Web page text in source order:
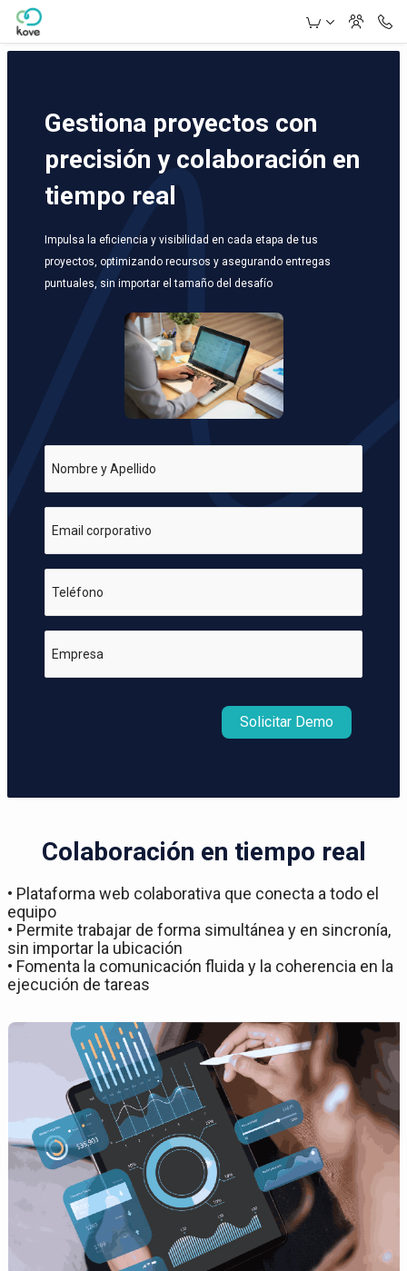
Skip to Main Content
Gestiona proyectos con
precisión y colaboración en
tiempo real
Impulsa la eficiencia y visibilidad en cada etapa de tus
proyectos, optimizando recursos y asegurando entregas
puntuales, sin importar el tamaño del desafío
Nombre y Apellido
Email corporativo
Teléfono
Empresa
Solicitar Demo
Colaboración en tiempo real
• Plataforma web colaborativa que conecta a todo el
equipo
• Permite trabajar de forma simultánea y en sincronía,
sin importar la ubicación
• Fomenta la comunicación fluida y la coherencia en la
ejecución de tareas